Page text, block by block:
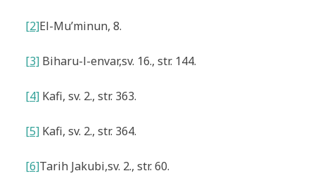
[2]El-Mu’minun, 8.
[3]Biharu-l-envar,sv. 16., str. 144.
[4]Kafi, sv. 2., str. 363.
[5]Kafi, sv. 2., str. 364.
[6]Tarih Jakubi,sv. 2., str. 60.